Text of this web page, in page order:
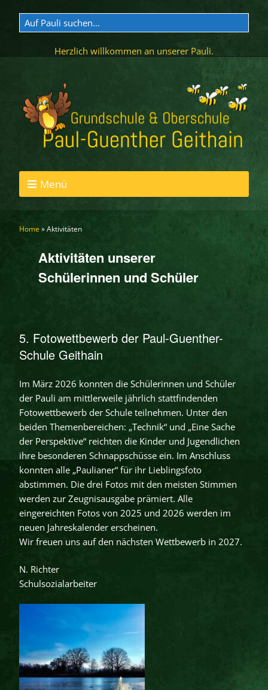
Herzlich willkommen an unserer Pauli.
Menü
Home»Aktivitäten
Aktivitäten unserer
Schülerinnen und Schüler
5. Fotowettbewerb der Paul-Guenther-
Schule Geithain
Im März 2026 konnten die Schülerinnen und Schüler
der Pauli am mittlerweile jährlich stattfindenden
Fotowettbewerb der Schule teilnehmen. Unter den
beiden Themenbereichen: „Technik“ und „Eine Sache
der Perspektive“ reichten die Kinder und Jugendlichen
ihre besonderen Schnappschüsse ein. Im Anschluss
konnten alle „Paulianer“ für ihr Lieblingsfoto
abstimmen. Die drei Fotos mit den meisten Stimmen
werden zur Zeugnisausgabe prämiert. Alle
eingereichten Fotos von 2025 und 2026 werden im
neuen Jahreskalender erscheinen.
Wir freuen uns auf den nächsten Wettbewerb in 2027.
N. Richter
Schulsozialarbeiter